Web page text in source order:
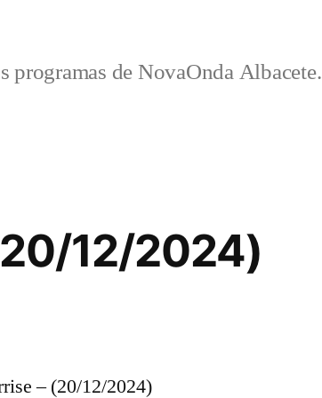
programas de NovaOnda Albacete.
12/2024)
– (20/12/2024)